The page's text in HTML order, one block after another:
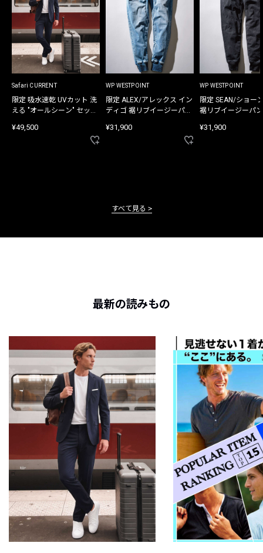
Safari CURRENT
限定 吸水速乾 UVカット 洗
える "オールシーン" セット
¥49,500
WP WESTPOINT
限定 ALEX/アレックス イン
ディゴ 裾リブイージーパン
¥31,900
WP WESTPOINT
限定 SEAN/ショー
裾リブイージーパ
¥31,900
すべて見る
最新の読みもの